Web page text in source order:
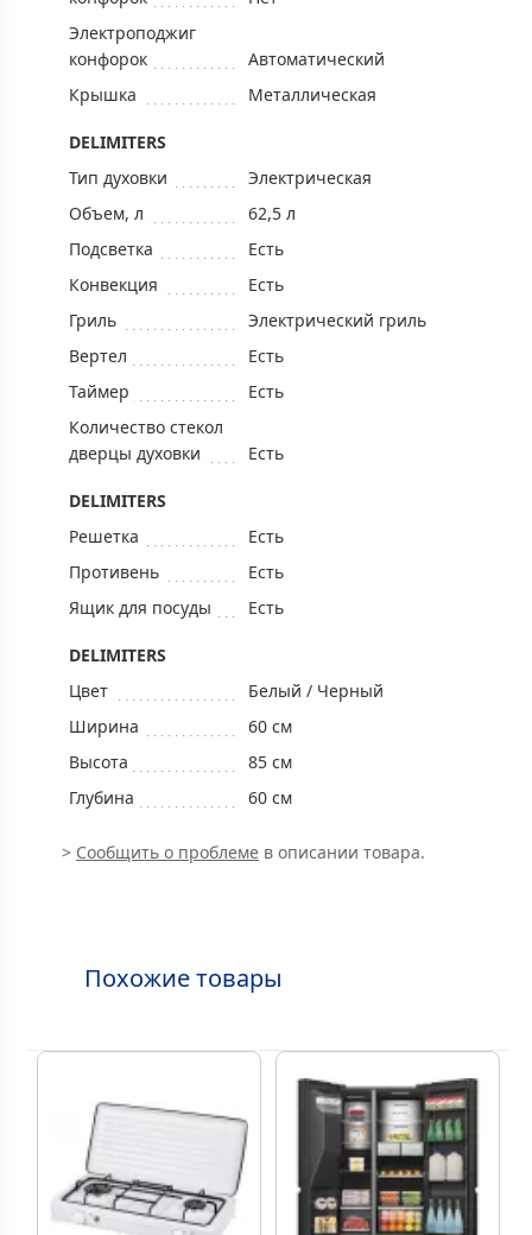
Электроподжиг
конфорок
Автоматический
Крышка
Металлическая
DELIMITERS
Тип духовки
Электрическая
Объем, л
62,5 л
Подсветка
Есть
Конвекция
Есть
Гриль
Электрический гриль
Вертел
Есть
Таймер
Есть
Количество стекол
дверцы духовки
Есть
DELIMITERS
Решетка
Есть
Противень
Есть
Ящик для посуды
Есть
DELIMITERS
Цвет
Белый / Черный
Ширина
60 см
Высота
85 см
Глубина
60 см
> Сообщить о проблеме в описании товара.
Похожие товары